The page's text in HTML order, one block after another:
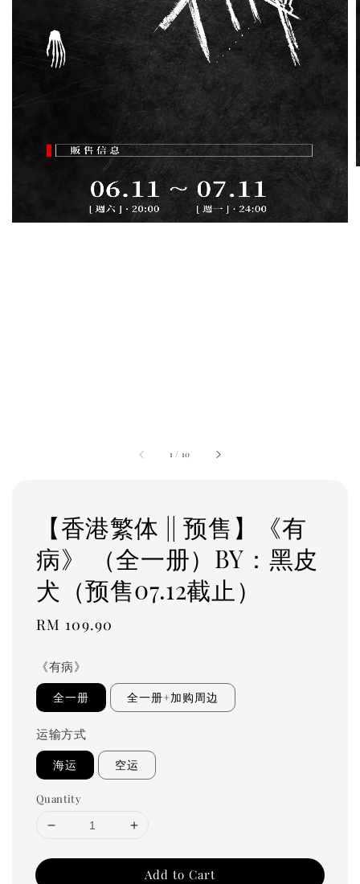
1 / 10
【香港繁体 || 预售】《有
病》 （全一册）BY：黑皮
犬（预售07.12截止）
Regular
RM 109.90
《有病》
全一册 全一册+加购周边
运输方式
海运 空运
Quantity
Add to Cart